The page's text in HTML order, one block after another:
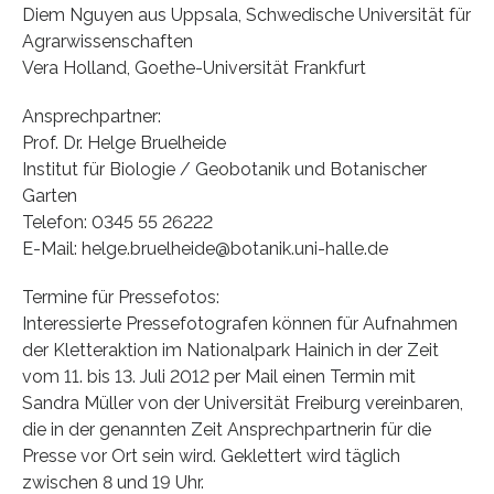
Diem Nguyen aus Uppsala, Schwedische Universität für
Agrarwissenschaften
Vera Holland, Goethe-Universität Frankfurt
Ansprechpartner:
Prof. Dr. Helge Bruelheide
Institut für Biologie / Geobotanik und Botanischer
Garten
Telefon: 0345 55 26222
E-Mail: helge.bruelheide@botanik.uni-halle.de
Termine für Pressefotos:
Interessierte Pressefotografen können für Aufnahmen
der Kletteraktion im Nationalpark Hainich in der Zeit
vom 11. bis 13. Juli 2012 per Mail einen Termin mit
Sandra Müller von der Universität Freiburg vereinbaren,
die in der genannten Zeit Ansprechpartnerin für die
Presse vor Ort sein wird. Geklettert wird täglich
zwischen 8 und 19 Uhr.